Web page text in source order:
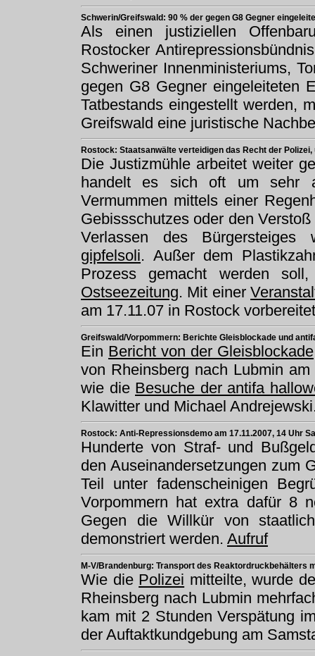
Schwerin/Greifswald: 90 % der gegen G8 Gegner
Als einen justiziellen
Rostocker
Schweriner Innenministeriums,
gegen G8 Gegner eingeleiteten
Tatbestands eingestellt werden,
Greifswald eine juristische
Rostock: Staatsanwälte verteidigen das Recht der
Die Justizmühle arbeitet weiter
handelt es sich oft um sehr
Vermummen mittels einer
Gebissschutzes oder den
Verlassen des Bürgersteiges
gipfelsoli. Außer dem
Prozess gemacht werden
Ostseezeitung. Mit einer
am 17.11.07 in Rostock
Greifswald/Vorpommern: Berichte Gleisblockade und
Ein Bericht von der Gleisblockade
von Rheinsberg nach Lubmin
wie die Besuche der antifa
Klawitter und Michael
Rostock: Anti-Repressionsdemo am 17.11.2007, 14 Uhr
Hunderte von Straf- und
den Auseinandersetzungen zum
Teil unter fadenscheinigen
Vorpommern hat extra dafür 8
Gegen die Willkür von
demonstriert werden. Aufruf
M-V/Brandenburg: Transport des Reaktordruckbehälters
Wie die Polizei mitteilte, wurde
Rheinsberg nach Lubmin
kam mit 2 Stunden Verspätung
der Auftaktkundgebung am